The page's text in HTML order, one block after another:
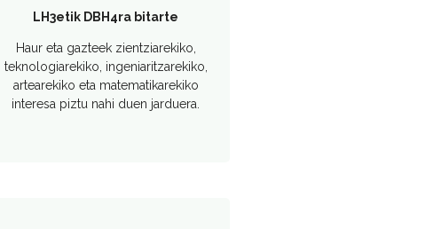
LH3etik DBH4ra bitarte
Haur eta gazteek zientziarekiko,
teknologiarekiko, ingeniaritzarekiko,
artearekiko eta matematikarekiko
interesa piztu nahi duen jarduera.